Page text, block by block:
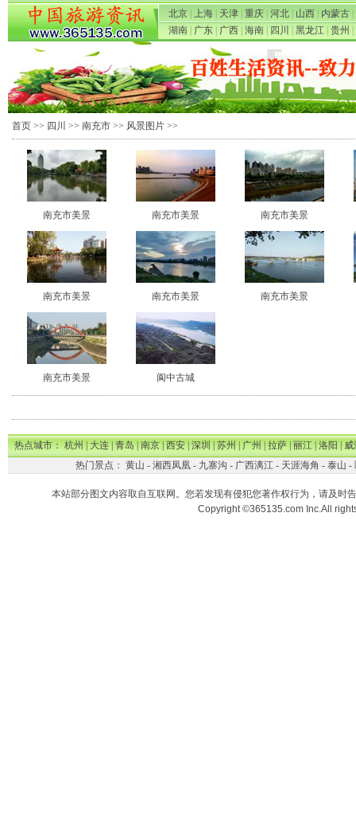
北京 上海 天津 重庆 河北 山西 内蒙古
湖南
广东 广西 海南 四川 黑龙江 贵州
首页 >> 四川 >> 南充市 >> 风景图片 >>
南充市美景 南充市美景 南充市美景
南充市美景 南充市美景 南充市美景
南充市美景 阆中古城
热点城市：杭州|大连|青岛|南京|西安|深圳|苏州|广州|拉萨|丽江|洛阳|威
热门景点： 黄山 - 湘西凤凰- 九寨沟 - 广西漓江- 天涯海角 - 泰山 -
本站部分图文内容取自互联网。您若发现有侵犯您著作权行为，请及时
Copyright ©365135.com Inc.All